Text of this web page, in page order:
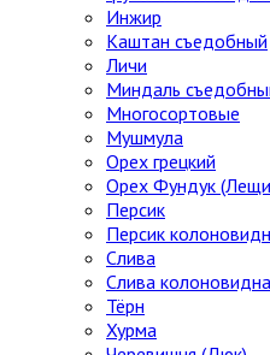
Инжир
Каштан съедобный
Личи
Миндаль
Многосортовые
Мушмула
Орех грецкий
Орех Фундук
Персик
Персик
Слива
Слива
Тёрн
Хурма